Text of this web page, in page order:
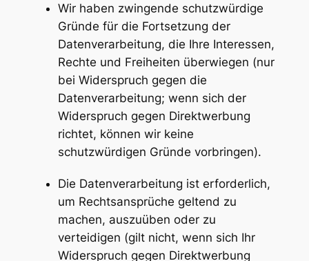
Wir haben zwingende schutzwürdige
Gründe für die Fortsetzung der
Datenverarbeitung, die Ihre Interessen,
Rechte und Freiheiten überwiegen (nur
bei Widerspruch gegen die
Datenverarbeitung; wenn sich der
Widerspruch gegen Direktwerbung
richtet, können wir keine
schutzwürdigen Gründe vorbringen).
Die Datenverarbeitung ist erforderlich,
um Rechtsansprüche geltend zu
machen, auszuüben oder zu
verteidigen (gilt nicht, wenn sich Ihr
Widerspruch gegen Direktwerbung